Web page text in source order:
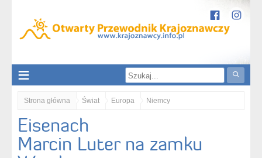
Strona główna Świat Europa Niemcy
Turyngia / Thüringen
Eisenach. Marcin Luter na zamku Wartburg
Eisenach
Marcin Luter na zamku